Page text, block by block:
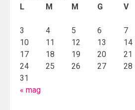
L
M M G V
« mag
3
4 5 6 7
10
11 12 13 14
17
18 19 20 21
24
25 26 27 28
31